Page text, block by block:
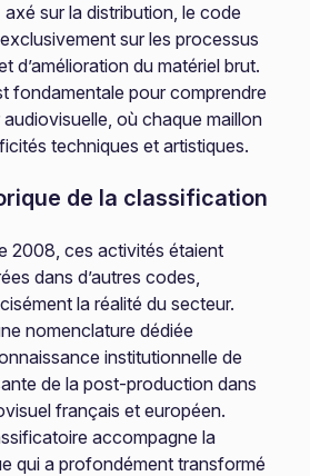
sur la distribution, le code
sur les processus
d’amélioration du matériel brut.
fondamentale pour comprendre
où chaque maillon
techniques et artistiques.
de la classification
2008, ces activités étaient
dans d’autres codes,
la réalité du secteur.
nomenclature dédiée
institutionnelle de
de la post-production dans
français et européen.
accompagne la
qui a profondément transformé